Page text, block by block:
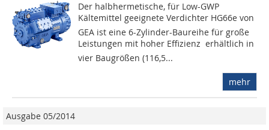
Der halbhermetische, für Low-GWP
Kältemittel geeignete Verdichter HG66e von
GEA ist eine 6-Zylinder-Baureihe für große
Leistungen mit hoher Effizienz  erhältlich in
vier Baugrößen (116,5...
mehr
Ausgabe 05/2014